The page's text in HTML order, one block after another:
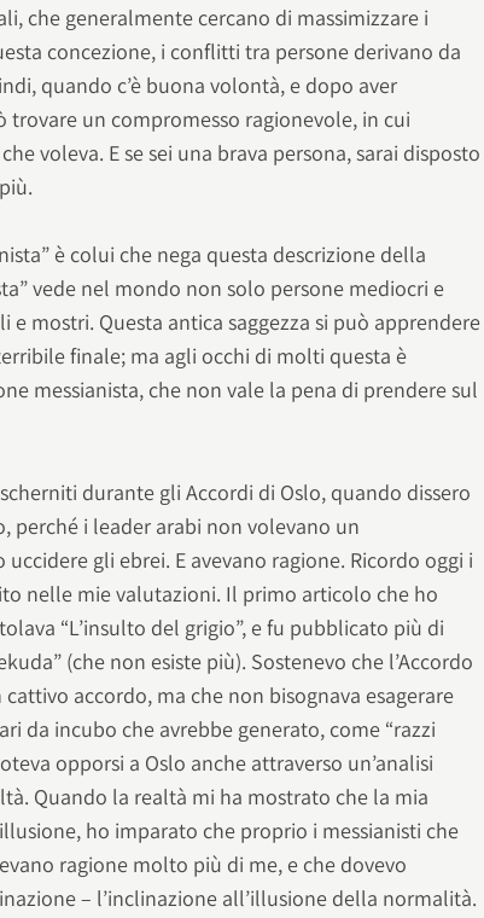
che generalmente cercano di massimizzare i
concezione, i conflitti tra persone derivano da
quando c’è buona volontà, e dopo aver
trovare un compromesso ragionevole, in cui
voleva. E se sei una brava persona, sarai disposto
è colui che nega questa descrizione della
vede nel mondo non solo persone mediocri e
e mostri. Questa antica saggezza si può apprendere
finale; ma agli occhi di molti questa è
messianista, che non vale la pena di prendere sul
durante gli Accordi di Oslo, quando dissero
perché i leader arabi non volevano un
gli ebrei. E avevano ragione. Ricordo oggi i
nelle mie valutazioni. Il primo articolo che ho
“L’insulto del grigio”, e fu pubblicato più di
(che non esiste più). Sostenevo che l’Accordo
accordo, ma che non bisognava esagerare
da incubo che avrebbe generato, come “razzi
opporsi a Oslo anche attraverso un’analisi
Quando la realtà mi ha mostrato che la mia
ho imparato che proprio i messianisti che
ragione molto più di me, e che dovevo
– l’inclinazione all’illusione della normalità.